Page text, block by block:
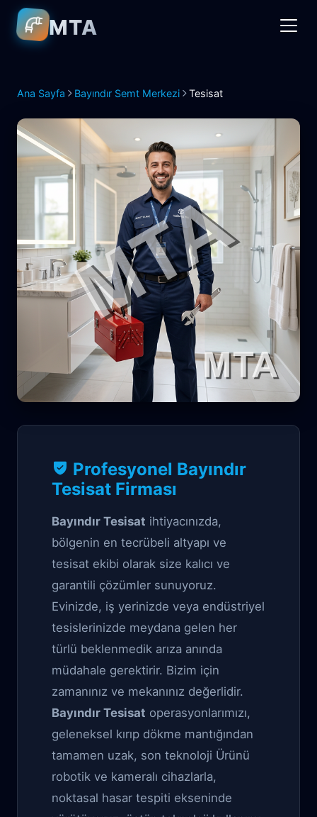
MTA
Ana Sayfa Bayındır Semt Merkezi Tesisat
Bayındır Tesisat
Profesyonel Bayındır
Tesisat Firması
Bayındır Tesisat ihtiyacınızda,
bölgenin en tecrübeli altyapı ve
tesisat ekibi olarak size kalıcı ve
garantili çözümler sunuyoruz.
Evinizde, iş yerinizde veya endüstriyel
tesislerinizde meydana gelen her
türlü beklenmedik arıza anında
müdahale gerektirir. Bizim için
zamanınız ve mekanınız değerlidir.
Bayındır Tesisat operasyonlarımızı,
geleneksel kırıp dökme mantığından
tamamen uzak, son teknoloji Ürünü
robotik ve kameralı cihazlarla,
noktasal hasar tespiti ekseninde